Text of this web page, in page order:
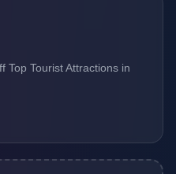
Top Tourist Attractions in